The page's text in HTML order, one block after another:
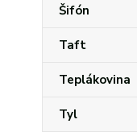
Šifón
Taft
Teplákovina
Tyl